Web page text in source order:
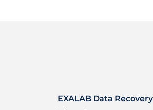
EXALAB Data Recovery